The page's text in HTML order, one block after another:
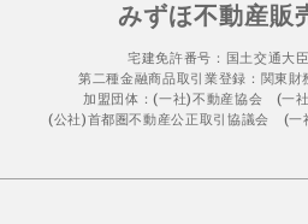
みずほ不動産販
宅建免許番号：国土交通大
第二種金融商品取引業登録：関東
加盟団体：(一社)不動産協会 (一
(公社)首都圏不動産公正取引協議会 (一